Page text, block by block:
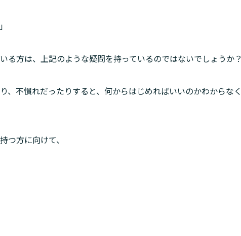
る方は、上記のような疑問を持っているのではないでしょうか？
、不慣れだったりすると、何からはじめればいいのかわからなく
つ方に向けて、